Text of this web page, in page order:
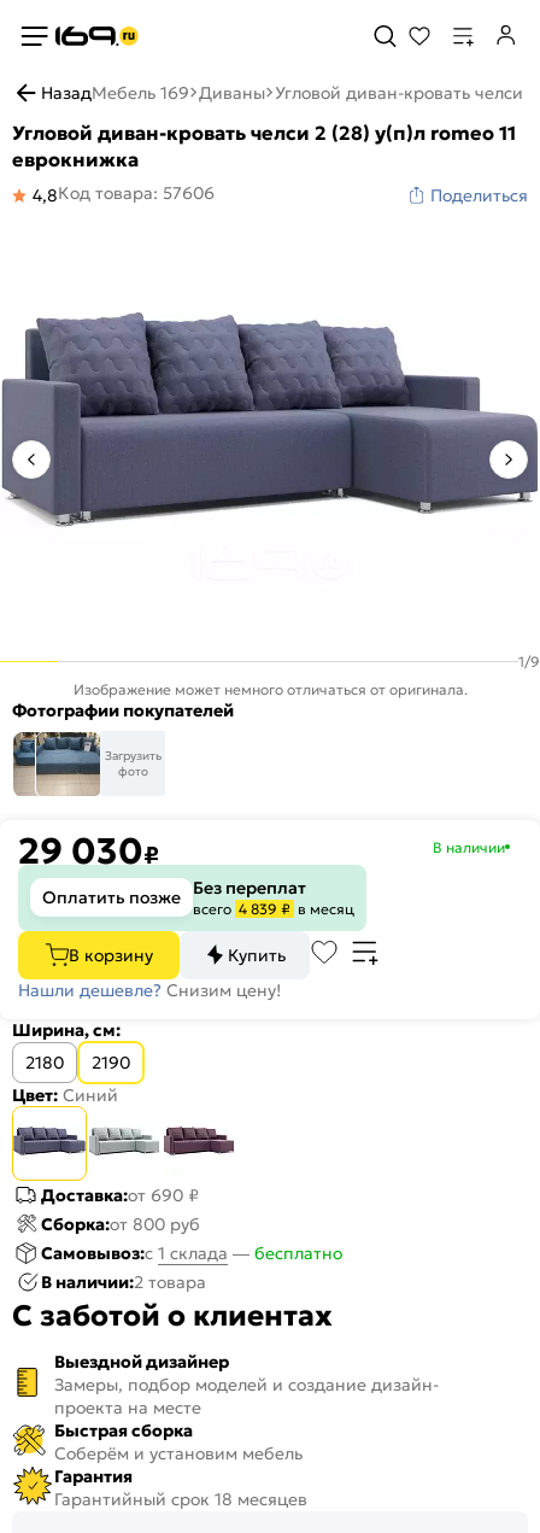
НазадМебель 169 Диваны Угловой диван-кровать челси
Угловой диван-кровать челси 2 (28) у(п)л romeo 11
еврокнижка
4,8Код товара: 57606 Поделиться
1/9
Изображение может немного отличаться от оригинала.
Фотографии покупателей
Загрузить
фото
29 030₽ В наличии
Оплатить позже Без переплат
всего 4 839 ₽ в месяц
В корзину
Купить
Нашли дешевле? Снизим цену!
Ширина, см:
2180
2190
Цвет: Синий
Доставка:от 690 ₽
Сборка:от 800 руб
Самовывоз:c 1 склада — бесплатно
В наличии:2 товара
С заботой о клиентах
Выездной дизайнер
Замеры, подбор моделей и создание дизайн-
проекта на месте
Быстрая сборка
Соберём и установим мебель
Гарантия
Гарантийный срок 18 месяцев